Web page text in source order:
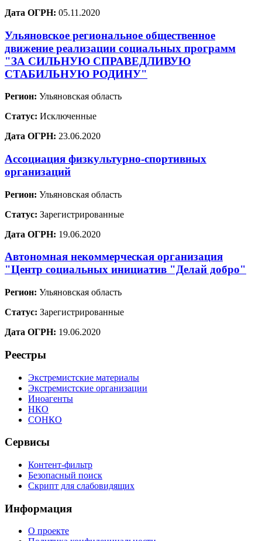
Дата ОГРН: 05.11.2020
Ульяновское региональное общественное
движение реализации социальных программ
"ЗА СИЛЬНУЮ СПРАВЕДЛИВУЮ
СТАБИЛЬНУЮ РОДИНУ"
Регион: Ульяновская область
Статус: Исключенные
Дата ОГРН: 23.06.2020
Ассоциация физкультурно-спортивных
организаций
Регион: Ульяновская область
Статус: Зарегистрированные
Дата ОГРН: 19.06.2020
Автономная некоммерческая организация
"Центр социальных инициатив "Делай добро"
Регион: Ульяновская область
Статус: Зарегистрированные
Дата ОГРН: 19.06.2020
Реестры
Экстремистские материалы
Экстремистские организации
Иноагенты
НКО
СОНКО
Сервисы
Контент-фильтр
Безопасный поиск
Скрипт для слабовидящих
Информация
О проекте